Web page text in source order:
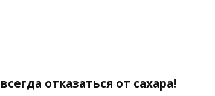
отказаться от сахара!